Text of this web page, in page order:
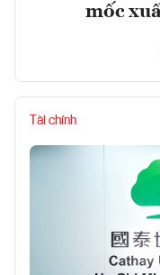
mốc
Tài chính